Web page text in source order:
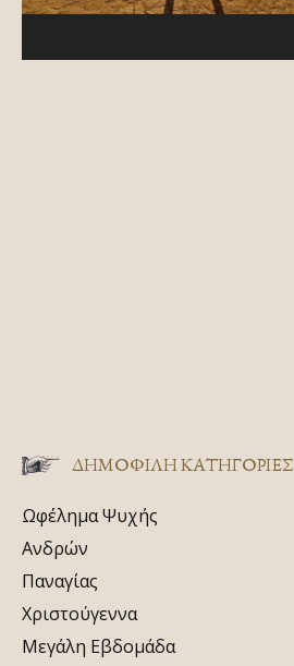
ΔΗΜΟΦΙΛΗ ΚΑΤΗΓΟΡΙΕΣ
Ωφέλημα Ψυχής
Ανδρών
Παναγίας
Χριστούγεννα
Μεγάλη Εβδομάδα